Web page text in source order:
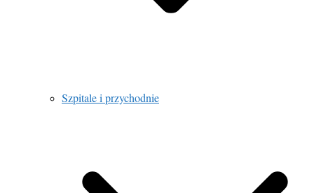
Szpitale i przychodnie